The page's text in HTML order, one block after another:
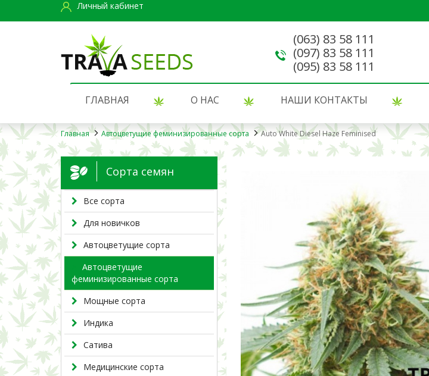
Личный кабинет
(063) 83 58 111
(097) 83 58 111
(095) 83 58 111
ГЛАВНАЯ О НАС НАШИ КОНТАКТЫ
Главная Автоцветущие феминизированные сорта Auto White Diesel Haze Feminised
Сорта семян
Все сорта
Для новичков
Автоцветущие сорта
Автоцветущие
феминизированные сорта
Мощные сорта
Индика
Сатива
Медицинские сорта